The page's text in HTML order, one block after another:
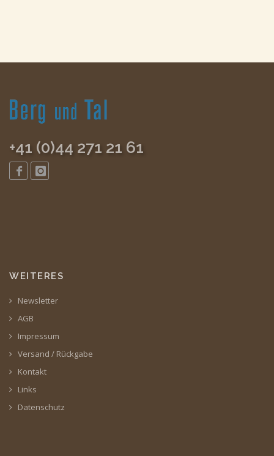
+41 (0)44 271 21 61
WEITERES
Newsletter
AGB
Impressum
Versand / Rückgabe
Kontakt
Links
Datenschutz